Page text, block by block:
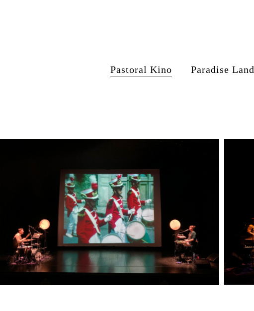
Pastoral Kino Paradise Land